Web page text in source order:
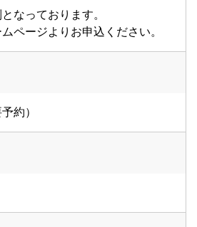
なっております。
ページよりお申込ください。
約）